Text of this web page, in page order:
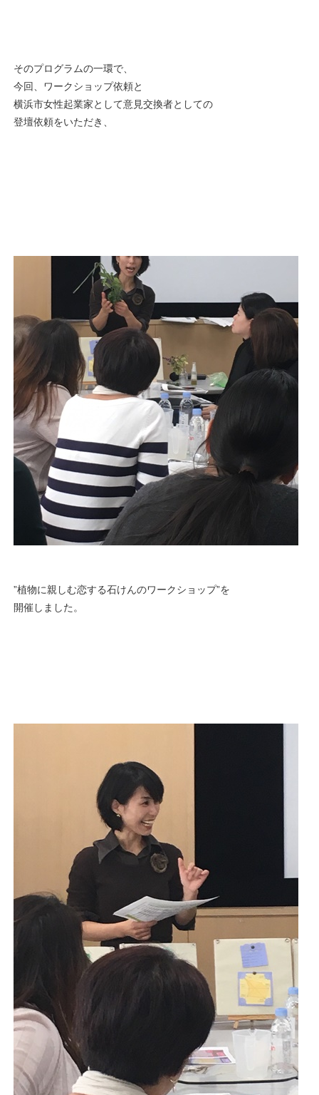
そのプログラムの一環で、
今回、ワークショップ依頼と
横浜市女性起業家として意見交換者としての
登壇依頼をいただき、
”植物に親しむ恋する石けんのワークショップ”を
開催しました。